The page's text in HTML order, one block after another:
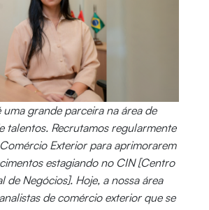
uma grande parceira na área de
talentos. Recrutamos regularmente
Exterior para aprimorarem
estagiando no CIN [Centro
de Negócios]. Hoje, a nossa área
de comércio exterior que se